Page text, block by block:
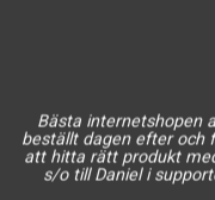
Bästa internetshopen
beställt dagen efter och
att hitta rätt produkt
s/o till Daniel i